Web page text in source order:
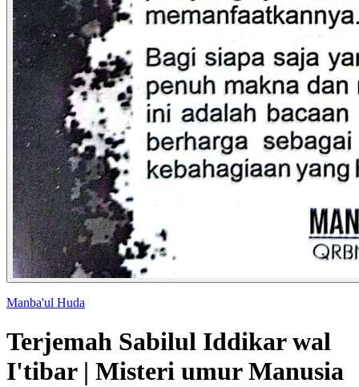
Manba'ul Huda
Terjemah Sabilul Iddikar wal
I'tibar | Misteri umur Manusia